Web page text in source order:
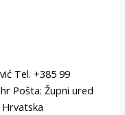
Tel. +385 99
Pošta: Župni ured
Hrvatska